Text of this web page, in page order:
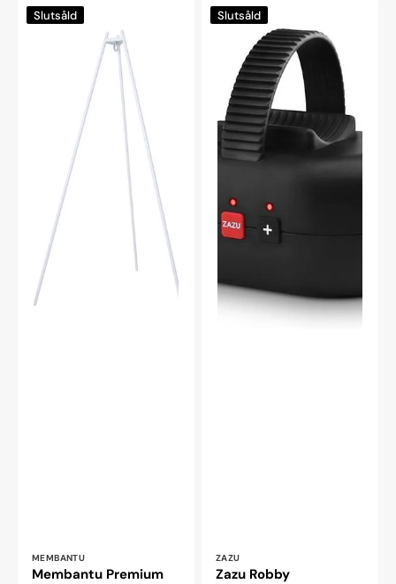
Membantu
Premium
Slutsåld
Leverantör:
MEMBANTU
Membantu Premium
Zazu
Robby
Babygungan
Slutsåld
Leverantör:
ZAZU
Zazu Robby